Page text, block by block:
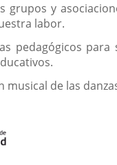
grupos y
labor.
pedagógicos para
de las